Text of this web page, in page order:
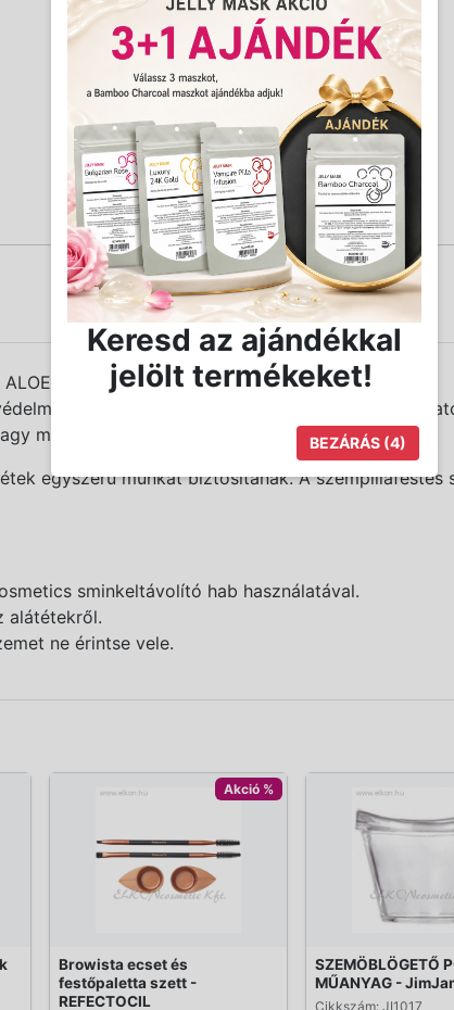
KIVONATTAL - VÉDELEM ÉS ÁPOLÁS
kifejlesztett szempillaalátét. Az Aloe
maga után.
egyszerű munkát biztosítanak. A szempillafestés
sminkeltávolító hab használatával.
alátétekről.
ne érintse vele.
Akció %
Browista ecset és
festőpaletta szett -
REFECTOCIL
SZEMÖBLÖGETŐ
MŰANYAG -
Cikkszám: JI1017
Keresd az ajándékkal
jelölt termékeket!
BEZÁRÁS (3)